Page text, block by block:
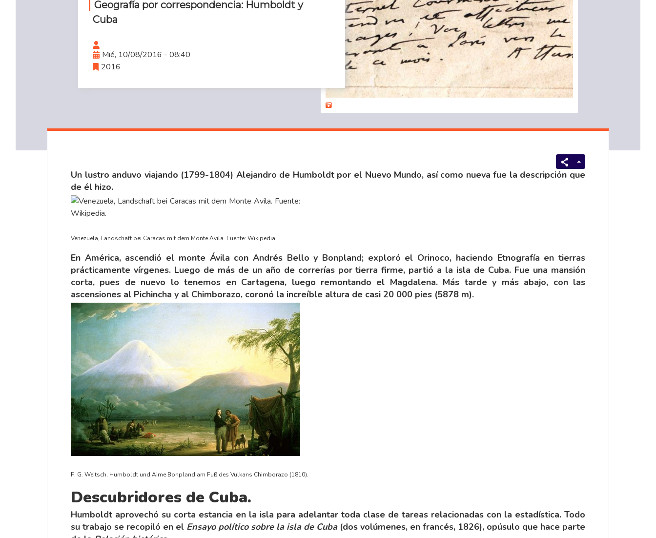
Geografía por correspondencia: Humboldt y
Cuba
Mié, 10/08/2016 - 08:40
2016
Un lustro anduvo viajando (1799-1804) Alejandro de Humboldt por el Nuevo Mundo, así como nueva fue la descripción que
de él hizo.
Venezuela, Landschaft bei Caracas mit dem Monte Avila. Fuente: Wikipedia.
En América, ascendió el monte Ávila con Andrés Bello y Bonpland; exploró el Orinoco, haciendo Etnografía en tierras
prácticamente vírgenes. Luego de más de un año de correrías por tierra firme, partió a la isla de Cuba. Fue una mansión
corta, pues de nuevo lo tenemos en Cartagena, luego remontando el Magdalena. Más tarde y más abajo, con las
ascensiones al Pichincha y al Chimborazo, coronó la increíble altura de casi 20 000 pies (5878 m).
F. G. Weitsch, Humboldt und Aime Bonpland am Fuß des Vulkans Chimborazo (1810).
Descubridores de Cuba.
Humboldt aprovechó su corta estancia en la isla para adelantar toda clase de tareas relacionadas con la estadística. Todo
su trabajo se recopiló en el Ensayo político sobre la isla de Cuba(dos volúmenes, en francés, 1826), opúsulo que hace parte